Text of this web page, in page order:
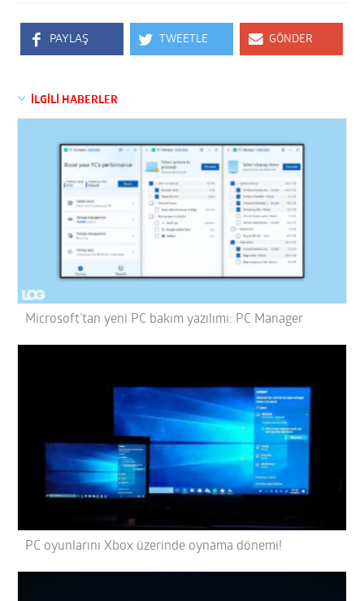
PAYLAŞ TWEETLE GÖNDER
İLGİLİ HABERLER
Microsoft’tan yeni PC bakım yazılımı: PC Manager
PC oyunlarını Xbox üzerinde oynama dönemi!